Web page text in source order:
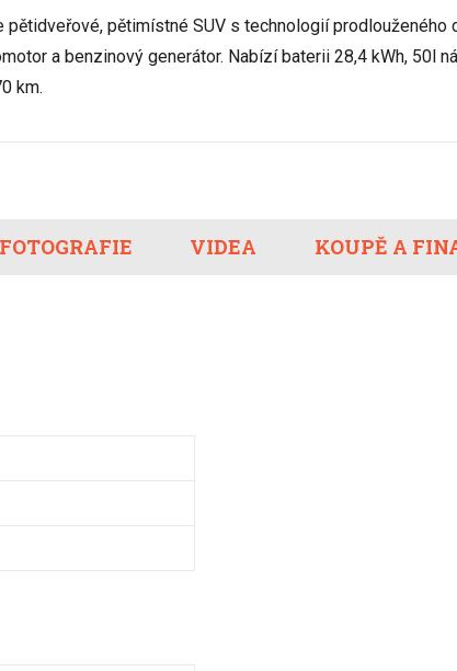
Carsharing
Systémy a technologie
fNews
Nabíjíme
pětidveřové, pětimístné SUV s technologií prodlouženého
a benzinový generátor. Nabízí baterii 28,4 kWh, 50l
km.
FOTOGRAFIE VIDEA KOUPĚ A